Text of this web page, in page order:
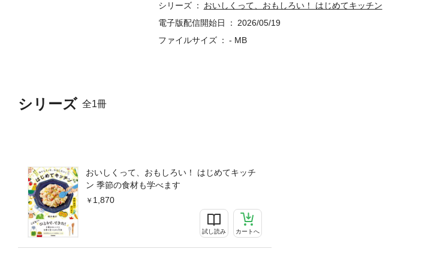
シリーズ 全1冊
おいしくって、おもしろい！ はじめてキッチ
ン 季節の食材も学べます
1,870
試し読み カートへ
シリーズ
おいしくって、おもしろい！ はじめてキッチン
電子版配信開始日
2026/05/19
ファイルサイズ
- MB